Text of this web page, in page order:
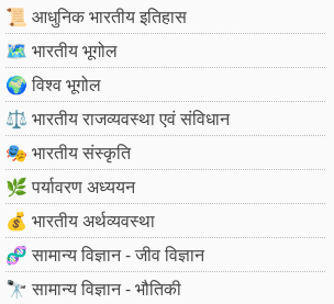
📜 आधुनिक भारतीय इतिहास
🗺️ भारतीय भूगोल
🌍 विश्व भूगोल
⚖️ भारतीय राजव्यवस्था एवं संविधान
🎭 भारतीय संस्कृति
🌿 पर्यावरण अध्ययन
💰 भारतीय अर्थव्यवस्था
🧬 सामान्य विज्ञान - जीव विज्ञान
🔭 सामान्य विज्ञान - भौतिकी